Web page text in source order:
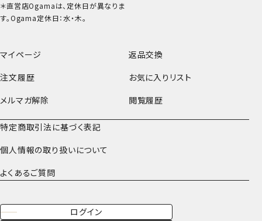
マイページ
返品交換
注文履歴
お気に入りリスト
メルマガ解除
閲覧履歴
特定商取引法に基づく表記
個人情報の取り扱いについて
よくあるご質問
ログイン
＊直営店Ogamaは、定休日が異なりま
す。Ogama定休日：水・木。